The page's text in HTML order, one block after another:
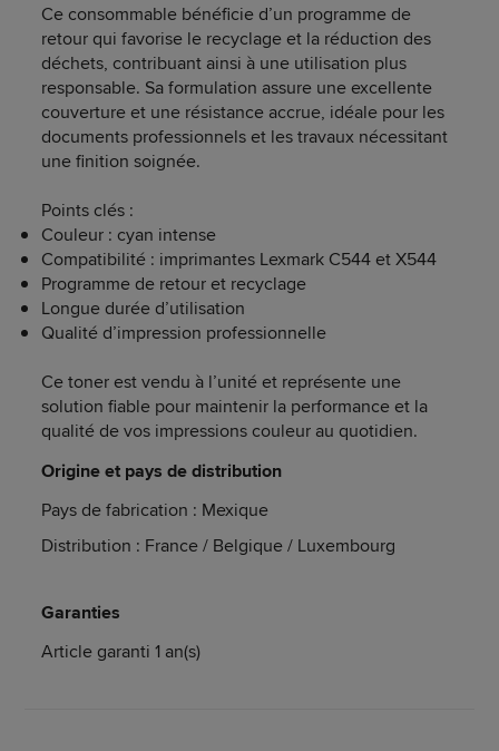
Ce consommable bénéficie d’un programme de
retour qui favorise le recyclage et la réduction des
déchets, contribuant ainsi à une utilisation plus
responsable. Sa formulation assure une excellente
couverture et une résistance accrue, idéale pour les
documents professionnels et les travaux nécessitant
une finition soignée.
Points clés :
Couleur : cyan intense
Compatibilité : imprimantes Lexmark C544 et X544
Programme de retour et recyclage
Longue durée d’utilisation
Qualité d’impression professionnelle
Ce toner est vendu à l’unité et représente une
solution fiable pour maintenir la performance et la
qualité de vos impressions couleur au quotidien.
Origine et pays de distribution
Pays de fabrication : Mexique
Distribution : France / Belgique / Luxembourg
Garanties
Article garanti 1 an(s)